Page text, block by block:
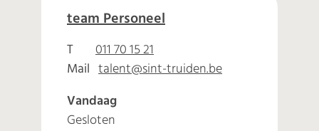
Personeel Talent
team Personeel
Adres
T
011 70 15 21
Mail
talent@sint-truiden.be
Vandaag
Gesloten